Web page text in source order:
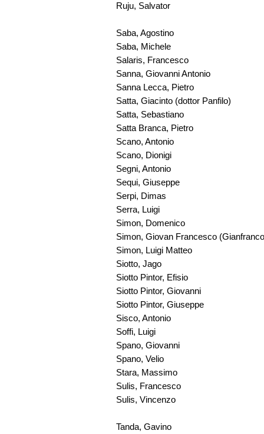
Ruju, Salvator
Saba, Agostino
Saba, Michele
Salaris, Francesco
Sanna, Giovanni Antonio
Sanna Lecca, Pietro
Satta, Giacinto (dottor Panfilo)
Satta, Sebastiano
Satta Branca, Pietro
Scano, Antonio
Scano, Dionigi
Segni, Antonio
Sequi, Giuseppe
Serpi, Dimas
Serra, Luigi
Simon, Domenico
Simon, Giovan Francesco
Simon, Luigi Matteo
Siotto, Jago
Siotto Pintor, Efisio
Siotto Pintor, Giovanni
Siotto Pintor, Giuseppe
Sisco, Antonio
Soffi, Luigi
Spano, Giovanni
Spano, Velio
Stara, Massimo
Sulis, Francesco
Sulis, Vincenzo
Tanda, Gavino